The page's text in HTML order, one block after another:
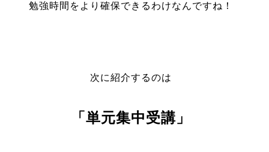
勉強時間をより確保できるわけなんですね！
次に紹介するのは
「単元集中受講」